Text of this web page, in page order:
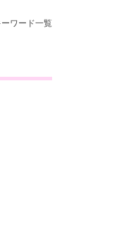
ーワード一覧